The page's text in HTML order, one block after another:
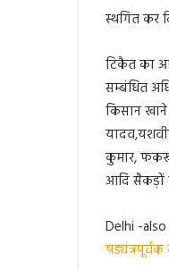
स्थगित कर
टिकैत का
सम्बंधित
किसान
कुमार, फकरू
आदि सैकड़ों
Delhi -
षड्यंत्रपूर्वक